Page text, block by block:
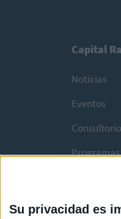
Su privacidad es
Capital
Noticias
Eventos